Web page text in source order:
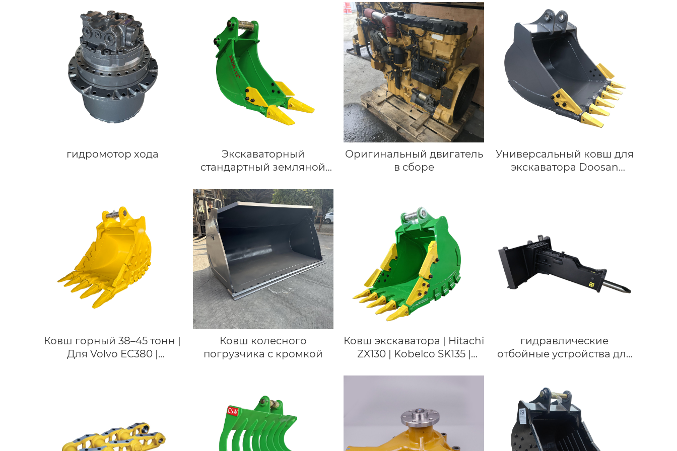
гидромотор хода
Экскаваторный
стандартный земляной
Оригинальный двигатель
в сборе
Универсальный ковш для
экскаватора Doosan
Ковш горный 38–45 тонн |
Для Volvo EC380 |
Ковш колесного
погрузчика с кромкой
Ковш экскаватора | Hitachi
ZX130 | Kobelco SK135 |
гидравлические
отбойные устройства для
бортовым поворотом